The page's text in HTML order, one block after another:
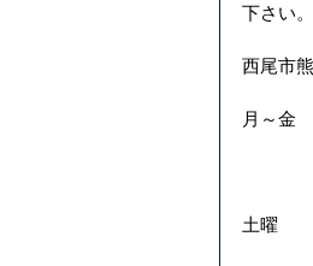
下さい。
西尾市
月～
午後
土曜　